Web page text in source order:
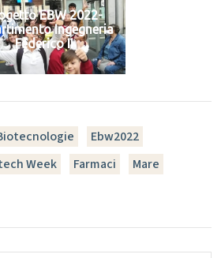
EBW 2022-
Ingegneria
Federico II
Ebw2022
Week
Farmaci Mare